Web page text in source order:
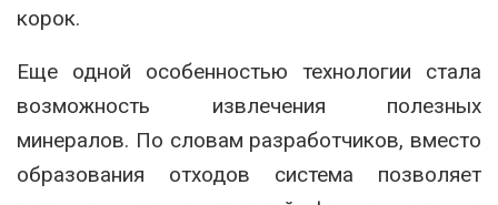
корок.
Еще одной особенностью технологии стала
возможность извлечения полезных
минералов. По словам разработчиков, вместо
образования отходов система позволяет